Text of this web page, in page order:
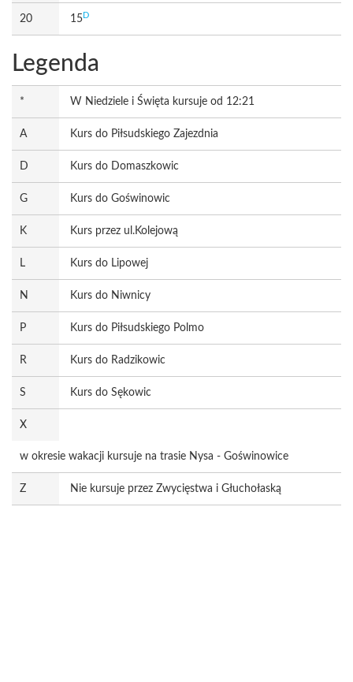
20 15 D
Legenda
* W Niedziele i Święta kursuje od 12:21
A Kurs do Piłsudskiego Zajezdnia
D Kurs do Domaszkowic
G Kurs do Goświnowic
K Kurs przez ul.Kolejową
L Kurs do Lipowej
N Kurs do Niwnicy
P Kurs do Piłsudskiego Polmo
R Kurs do Radzikowic
S Kurs do Sękowic
X
w okresie wakacji kursuje na trasie Nysa - Goświnowice
Z Nie kursuje przez Zwycięstwa i Głuchołaską